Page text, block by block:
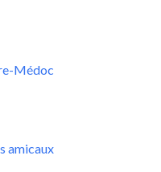
Médoc
amicaux